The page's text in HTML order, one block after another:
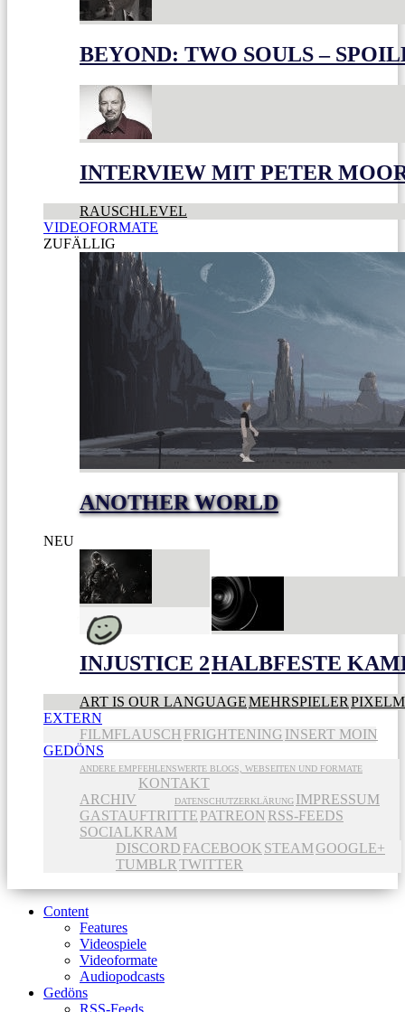
BEYOND: TWO SOULS –
INTERVIEW MIT PETER
RAUSCHLEVEL
VIDEOFORMATE
ZUFÄLLIG
ANOTHER WORLD
NEU
INJUSTICE 2HALBFESTE
ART IS OUR LANGUAGEMEHRSPIELER
EXTERN
FILMFLAUSCH FRIGHTENING INSERT MOIN
GEDÖNS
ANDERE EMPFEHLENSWERTE BLOGS, WEBSEITEN UND FORMATE
ARCHIV
KONTAKT
DATENSCHUTZERKLÄRUNG IMPRESSUM
GASTAUFTRITTE PATREON RSS-FEEDS
SOCIALKRAM
DISCORD FACEBOOK STEAMGOOGLE+
TUMBLR TWITTER
Content
Features
Videospiele
Videoformate
Audiopodcasts
Gedöns